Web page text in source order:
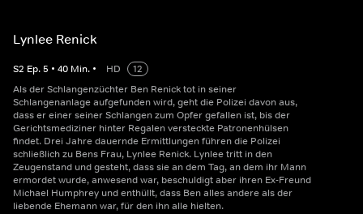
Lynlee Renick
S2 Ep.5 • 40 Min. • HD
12
Als der Schlangenzüchter Ben Renick tot in seiner
Schlangenanlage aufgefunden wird, geht die Polizei davon aus,
dass er einer seiner Schlangen zum Opfer gefallen ist, bis der
Gerichtsmediziner hinter Regalen versteckte Patronenhülsen
findet. Drei Jahre dauernde Ermittlungen führen die Polizei
schließlich zu Bens Frau, Lynlee Renick. Lynlee tritt in den
Zeugenstand und gesteht, dass sie an dem Tag, an dem ihr Mann
ermordet wurde, anwesend war, beschuldigt aber ihren Ex-Freund
Michael Humphrey und enthüllt, dass Ben alles andere als der
liebende Ehemann war, für den ihn alle hielten.